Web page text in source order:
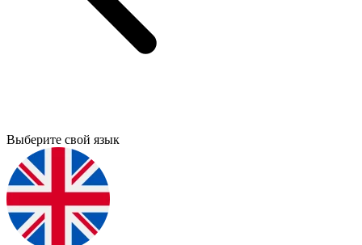
Выберите свой язык